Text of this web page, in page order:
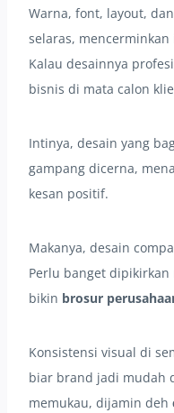
Warna, font, layout,
selaras,
Kalau desainnya
bisnis di mata calon
Intinya, desain yang
gampang dicerna,
kesan positif.
Makanya, desain
Perlu banget
bikin brosur
Konsistensi visual di
biar brand jadi mudah
memukau, dijamin deh